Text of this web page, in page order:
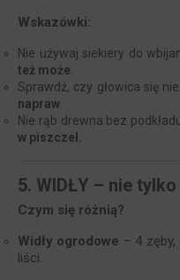
Wskazówki:
Nie używaj siekiery do
też może
Sprawdź, czy głowica się
napraw
Nie rąb drewna bez
w piszczel.
5. WIDŁY – nie
Czym się różnią?
Widły ogrodowe – 4
liści.